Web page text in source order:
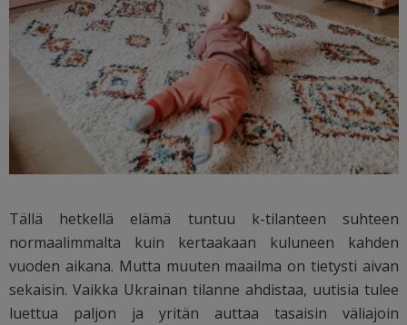
Tällä hetkellä elämä tuntuu k-tilanteen suhteen
normaalimmalta kuin kertaakaan kuluneen kahden
vuoden aikana. Mutta muuten maailma on tietysti aivan
sekaisin. Vaikka Ukrainan tilanne ahdistaa, uutisia tulee
luettua paljon ja yritän auttaa tasaisin väliajoin